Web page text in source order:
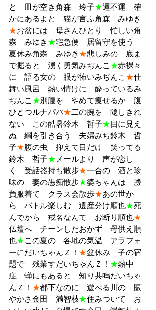
と　皿が空き角森　玲子★運不運　確
かにあるよと　猫が言ふ角森　みゆき
★お盆には　母さんひとり　忙しい角
森　みゆき ★宅急便　居留守を使う
夏休み角森　みゆき ★悲しみの　底ま
で掘ると　湧く勇気みぢんこ ★赤裸々
に　語る女の　眼が怖いみぢんこ ★仕
舞い風呂　熱い情けに　酔っているみ
ぢんこ ★別腹を　やめて痩せるか　腹
ひとつルナパパ★二の腕を　隠しきれ
ない　この酷暑鈴木　哲子★ 目に見え
ぬ　綱を引き合う　夫婦みち鈴木　哲
子★腹の虫　抑えて目だけ　笑ってる
鈴木　哲子★ メールより　声が恋し
く　受話器持ち散歩★一合の　酒と珍
味の　妻の愚痴散歩★婆ちゃんは　勝
負服着て　クラス会散歩★あの世か
ら　バトル楽しむ　遺産分け順也★死
んでから　戒名なんて　お断り順也★
仏壇へ　チーンしたおかず　母供え順
也★この夏の　各地の気温　アラフォ
ーにだいちゃんＺ！ ★盆休み　子の宿
題で　残業すだいちゃんＺ！ ★熱中
症　蝉にもあると　知り共鳴だいちゃ
んＺ！ ★都下なのに　遊べる川の　賑
やかさ金田　満智枝★住みついて　お